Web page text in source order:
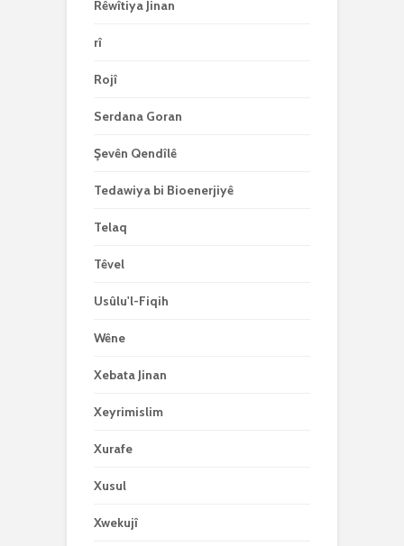
Rêwîtiya Jinan
rî
Rojî
Serdana Goran
Şevên Qendîlê
Tedawiya bi Bioenerjiyê
Telaq
Têvel
Usûlu'l-Fiqih
Wêne
Xebata Jinan
Xeyrimislim
Xurafe
Xusul
Xwekujî